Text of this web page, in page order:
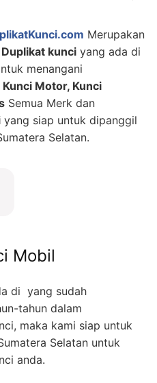
Merupakan
kunci yang ada di
menangani
Motor, Kunci
Semua Merk dan
yang siap untuk dipanggil
Selatan.
Mobil
di yang sudah
tahun dalam
maka kami siap untuk
Selatan untuk
anda.